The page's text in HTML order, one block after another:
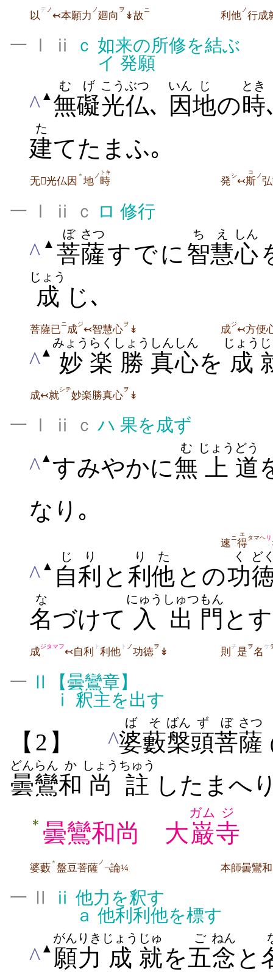
以 テ ノ↢本願力 ノ廻向 ヲ ↡故ニ 利他ノ行成
一 Ⅰ ⅱ ｃ 如来の所修を結ぶ
イ 発願
^ ▲ 無礙
むげ
光
こう
仏
ぶつ
､ 因
いん
地
じ
の時
とき
建
た
てたまふ｡
无光仏因 ＊ 地 ノ 時
トキ
発シ↢斯
コ ノ
一 Ⅰ ⅱ ｃ ロ 修行
^ ▲ 菩
ぼ
薩
さつ
すでに智慧
ちえ
心
しん
成
じょう
じ､
菩薩已 ニ 成ジ↢智慧心ヲ ↡ 成ジ↢方便
^▲ 妙
みょう
楽
らく
勝
しょう
真
しん
心
しん
を 成
じょう
成↢就シテ妙楽勝真心ヲ ↡
一 Ⅰ ⅱ ｃ ハ 果を成ず
^▲ すみやかに無
む
上
じょう
道
どう
なり｡
速 ニ得
エ タマヘリ
^ ▲ 自利
じり
と 利他
りた
との功
く ど
名
な
づけて 入出
にゅうしゅつ
門
もん
と
成ジタマフ↢自利 ト 利他 ト ノ功徳ヲ ↡ 則 チ是ヲ名ケ
一 Ⅱ
【曇鸞章】
ⅰ
釈主を出す
【2】 ^婆藪
ばそ
槃
ばん
頭
ず
菩
ぼ
薩
さつ
曇鸞
どんらん
和
か
尚
しょう
註
ちゅう
したまへ
＊ 曇鸞和尚 大巌
ガム
寺
ジ
婆藪＊ 盤豆菩薩ノ¬論¼ 本師曇鸞
一 Ⅱ ⅱ 他力を釈す
ａ 他利利他を標す
^ ▲ 願力
がんりき
成
じょう
就
じゅ
を五
ご
念
ねん
と